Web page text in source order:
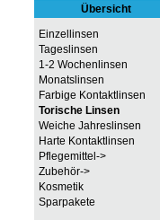
Übersicht
Einzellinsen
Tageslinsen
1-2 Wochenlinsen
Monatslinsen
Farbige Kontaktlinsen
Torische Linsen
Weiche Jahreslinsen
Harte Kontaktlinsen
Pflegemittel->
Zubehör->
Kosmetik
Sparpakete